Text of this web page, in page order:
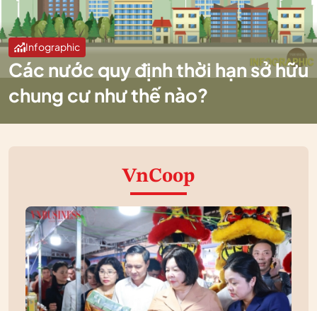
Infographic
Các nước quy định thời hạn sở hữu
chung cư như thế nào?
VnCoop